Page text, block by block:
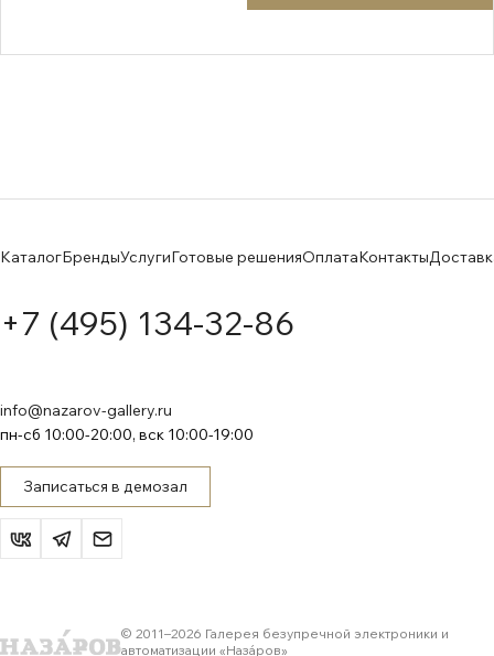
КаталогБрендыУслугиГотовые решенияОплатаКонтакты
+7 (495) 134-32-86
info@nazarov-gallery.ru
пн-сб 10:00-20:00, вск 10:00-19:00
Записаться в демозал
© 2011–2026 Галерея безупречной электроники и
автоматизации «Назáров»